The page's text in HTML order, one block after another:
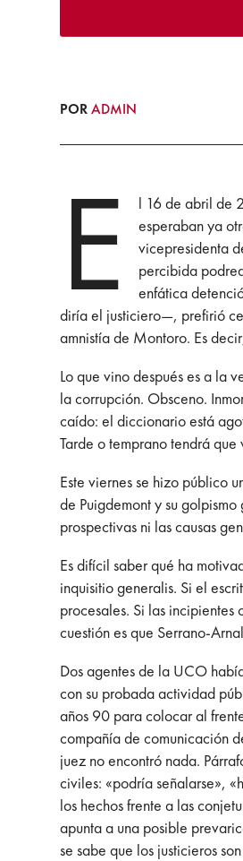
PORADMIN
E
l 16 de abril de
esperaban ya
vicepresidenta
percibida
enfática
diría el justiciero—, prefirió
amnistía de Montoro. Es
Lo que vino después es a la
la corrupción. Obsceno.
caído: el diccionario está
Tarde o temprano tendrá
Este viernes se hizo público
de Puigdemont y su
prospectivas ni las causas
Es difícil saber qué ha
inquisitio generalis. Si el
procesales. Si las
cuestión es que Serrano-
Dos agentes de la UCO
con su probada actividad
años 90 para colocar al
compañía de comunicación
juez no encontró nada.
civiles: «podría señalarse»,
los hechos frente a las
apunta a una posible
se sabe que los justicieros